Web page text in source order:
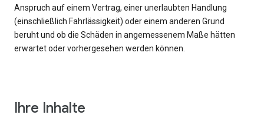
Anspruch auf einem Vertrag, einer unerlaubten Handlung
(einschließlich Fahrlässigkeit) oder einem anderen Grund
beruht und ob die Schäden in angemessenem Maße hätten
erwartet oder vorhergesehen werden können.
Ihre Inhalte